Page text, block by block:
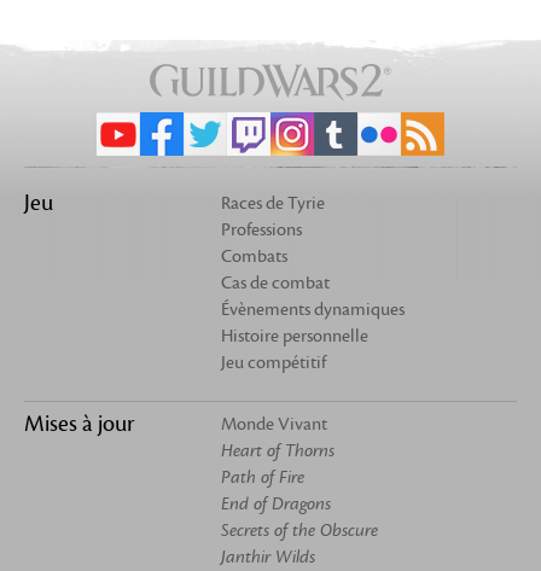
Jeu
Races de Tyrie
Professions
Combats
Cas de combat
Évènements dynamiques
Histoire personnelle
Jeu compétitif
Mises à jour
Monde Vivant
Heart of Thorns
Path of Fire
End of Dragons
Secrets of the Obscure
Janthir Wilds